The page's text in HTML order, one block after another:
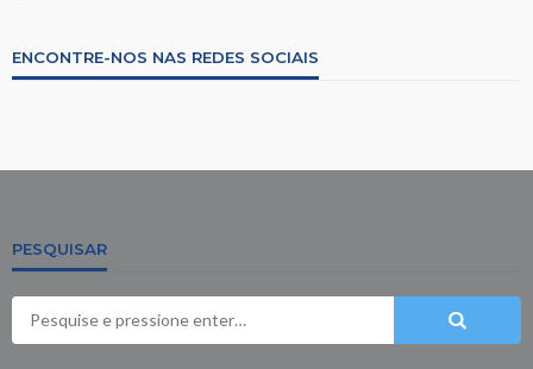
ENCONTRE-NOS NAS REDES SOCIAIS
PESQUISAR